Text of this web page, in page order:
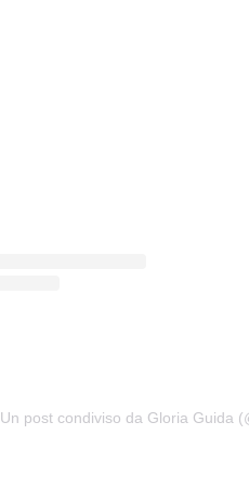
Un post condiviso da Gloria Guida